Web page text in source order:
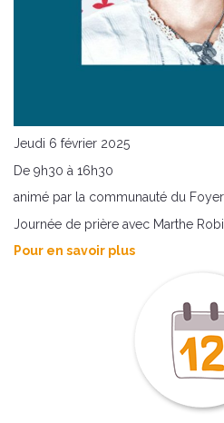
Jeudi 6 février 2025
De 9h30 à 16h30
animé par la communauté du Foyer
Journée de prière avec Marthe
Pour en savoir plus